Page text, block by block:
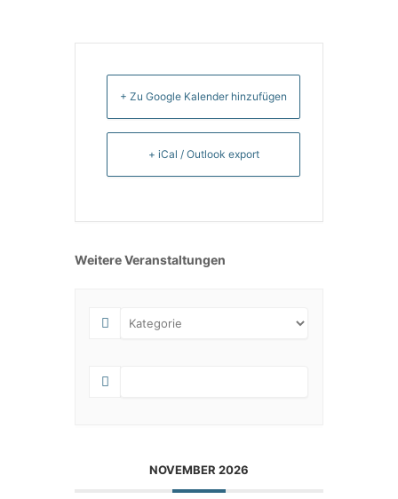
+ Zu Google Kalender hinzufügen
+ iCal / Outlook export
Weitere Veranstaltungen
NOVEMBER 2026